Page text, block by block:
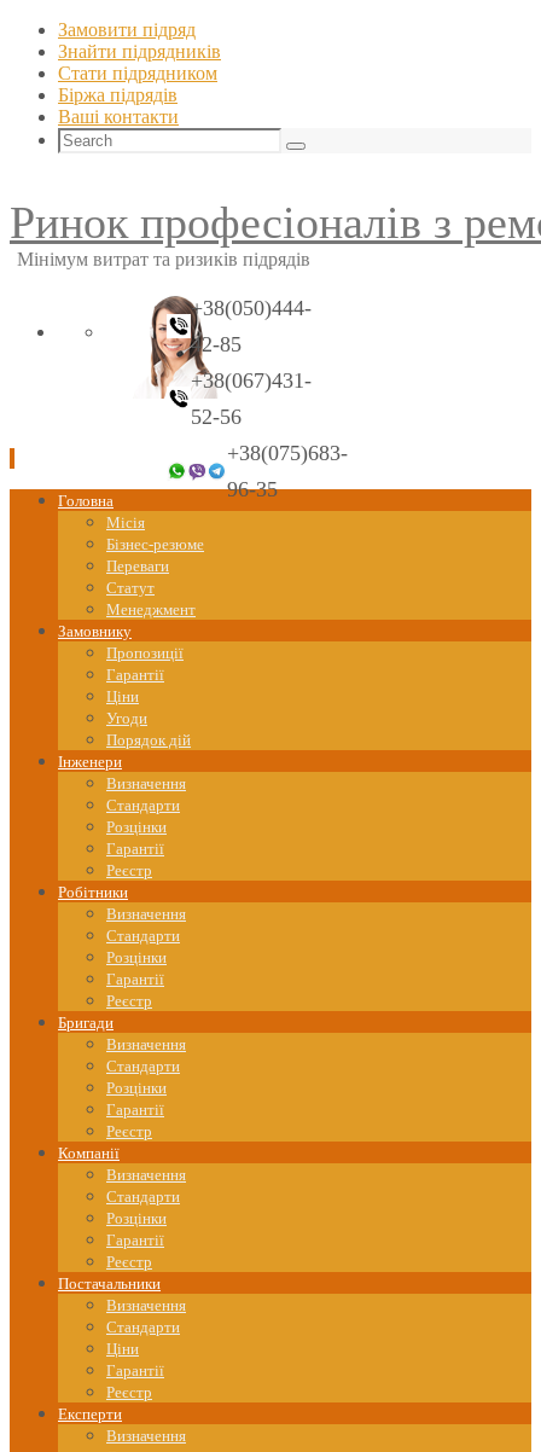
Замовити підряд
Знайти пiдрядникiв
Стати пiдрядником
Біржа підрядів
Ваші контакти
Search
for:
Search
Ринок професіоналів з
Мінімум витрат та ризиків підрядів
+38(050)444-
42-85
+38(067)431-
52-56
+38(075)683-
96-35
Skip
Головна
Місія
Бізнес-резюме
Переваги
Статут
Менеджмент
Замовнику
Пропозиції
Гарантії
Ціни
Угоди
Порядок дій
Інженери
Визначення
Стандарти
Розцінки
Гарантії
Реєстр
Робітники
Визначення
Стандарти
Розцінки
Гарантії
Реєстр
Бригади
Визначення
Стандарти
Розцінки
Гарантії
Реєстр
Компанії
Визначення
Стандарти
Розцінки
Гарантії
Реєстр
Постачальники
Визначення
Стандарти
Ціни
Гарантії
Реєстр
Експерти
Визначення